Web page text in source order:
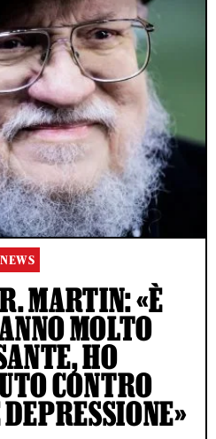
NEWS
MARTIN: «È
MOLTO
HO
CONTRO